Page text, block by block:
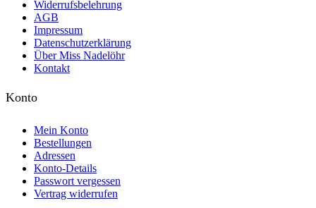
Widerrufsbelehrung
AGB
Impressum
Datenschutzerklärung
Über Miss Nadelöhr
Kontakt
Konto
Mein Konto
Bestellungen
Adressen
Konto-Details
Passwort vergessen
Vertrag widerrufen